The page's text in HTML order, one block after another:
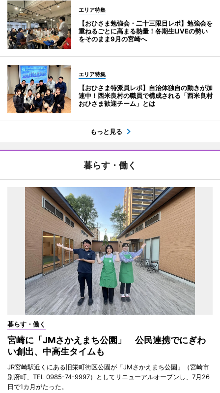
エリア特集
【おひさま勉強会・二十三限目レポ】勉強会を
重ねるごとに高まる熱量！各期生LIVEの勢い
をそのまま9月の宮崎へ
エリア特集
【おひさま特派員レポ】自治体独自の動きが加
速中！西米良村の職員で構成される「西米良村
おひさま歓迎チーム」とは
もっと見る
暮らす・働く
暮らす・働く
宮崎に「JMさかえまち公園」 公民連携でにぎわ
い創出、中高生タイムも
JR宮崎駅近くにある旧栄町街区公園が「JMさかえまち公園」（宮崎市
別府町、TEL 0985-74-9997）としてリニューアルオープンし、7月26
日で1カ月がたった。